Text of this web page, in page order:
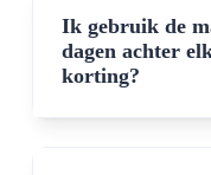
Ik gebruik de
dagen achter
korting?